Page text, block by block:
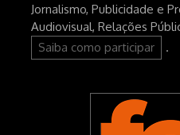
Jornalismo, Publicidade e
Audiovisual, Relações
Saiba como participar
.